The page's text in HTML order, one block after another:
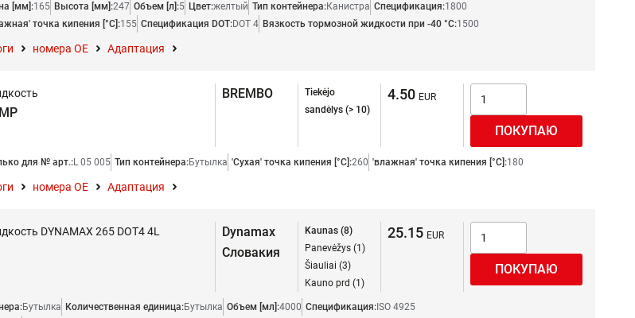
[мм]:165 Высота [мм]:247 Объем [л]:5 Цвет:желтый Тип контейнера:Канистра Спецификация:1800
точка кипения [°C]:155 Спецификация DOT:DOT 4 Вязкость тормозной жидкости при -40 °C:1500
номера ОЕ Адаптация
BREMBO
Tiekėjo
sandėlys (> 10)
4.50
для № арт.:L 05 005 Тип контейнера:Бутылка 'Сухая' точка кипения [°C]:260 'влажная' точка кипения [°C]:180
номера ОЕ Адаптация
DYNAMAX 265 DOT4 4L
Dynamax
Словакия
Kaunas (8)
Panevėžys (1)
Šiauliai (3)
Kauno prd (1)
25.15
Бутылка Количественная единица:Бутылка Объем [мл]:4000 Спецификация: ISO 4925